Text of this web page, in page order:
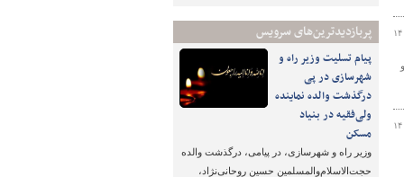
پربازدیدترین‌های سرویس
پیام تسلیت وزیر راه و
شهرسازی در پی
درگذشت والده نماینده
ولی‌فقیه در بنیاد
مسکن
وزیر راه و شهرسازی، در پیامی، درگذشت والده
حجت‌الاسلام‌والمسلمین حسین روحانی‌نژاد،